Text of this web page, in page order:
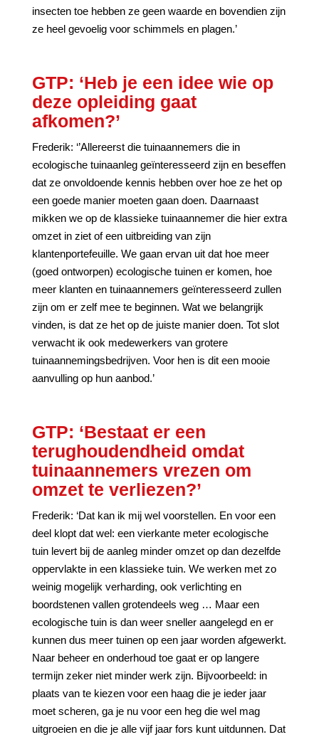
insecten toe hebben ze geen waarde en bovendien zijn
ze heel gevoelig voor schimmels en plagen.’
GTP: ‘Heb je een idee wie op
deze opleiding gaat
afkomen?’
Frederik: ‘’Allereerst die tuinaannemers die in
ecologische tuinaanleg geïnteresseerd zijn en beseffen
dat ze onvoldoende kennis hebben over hoe ze het op
een goede manier moeten gaan doen. Daarnaast
mikken we op de klassieke tuinaannemer die hier extra
omzet in ziet of een uitbreiding van zijn
klantenportefeuille. We gaan ervan uit dat hoe meer
(goed ontworpen) ecologische tuinen er komen, hoe
meer klanten en tuinaannemers geïnteresseerd zullen
zijn om er zelf mee te beginnen. Wat we belangrijk
vinden, is dat ze het op de juiste manier doen. Tot slot
verwacht ik ook medewerkers van grotere
tuinaannemingsbedrijven. Voor hen is dit een mooie
aanvulling op hun aanbod.’
GTP: ‘Bestaat er een
terughoudendheid omdat
tuinaannemers vrezen om
omzet te verliezen?’
Frederik: ‘Dat kan ik mij wel voorstellen. En voor een
deel klopt dat wel: een vierkante meter ecologische
tuin levert bij de aanleg minder omzet op dan dezelfde
oppervlakte in een klassieke tuin. We werken met zo
weinig mogelijk verharding, ook verlichting en
boordstenen vallen grotendeels weg … Maar een
ecologische tuin is dan weer sneller aangelegd en er
kunnen dus meer tuinen op een jaar worden afgewerkt.
Naar beheer en onderhoud toe gaat er op langere
termijn zeker niet minder werk zijn. Bijvoorbeeld: in
plaats van te kiezen voor een haag die je ieder jaar
moet scheren, ga je nu voor een heg die wel mag
uitgroeien en die je alle vijf jaar fors kunt uitdunnen. Dat